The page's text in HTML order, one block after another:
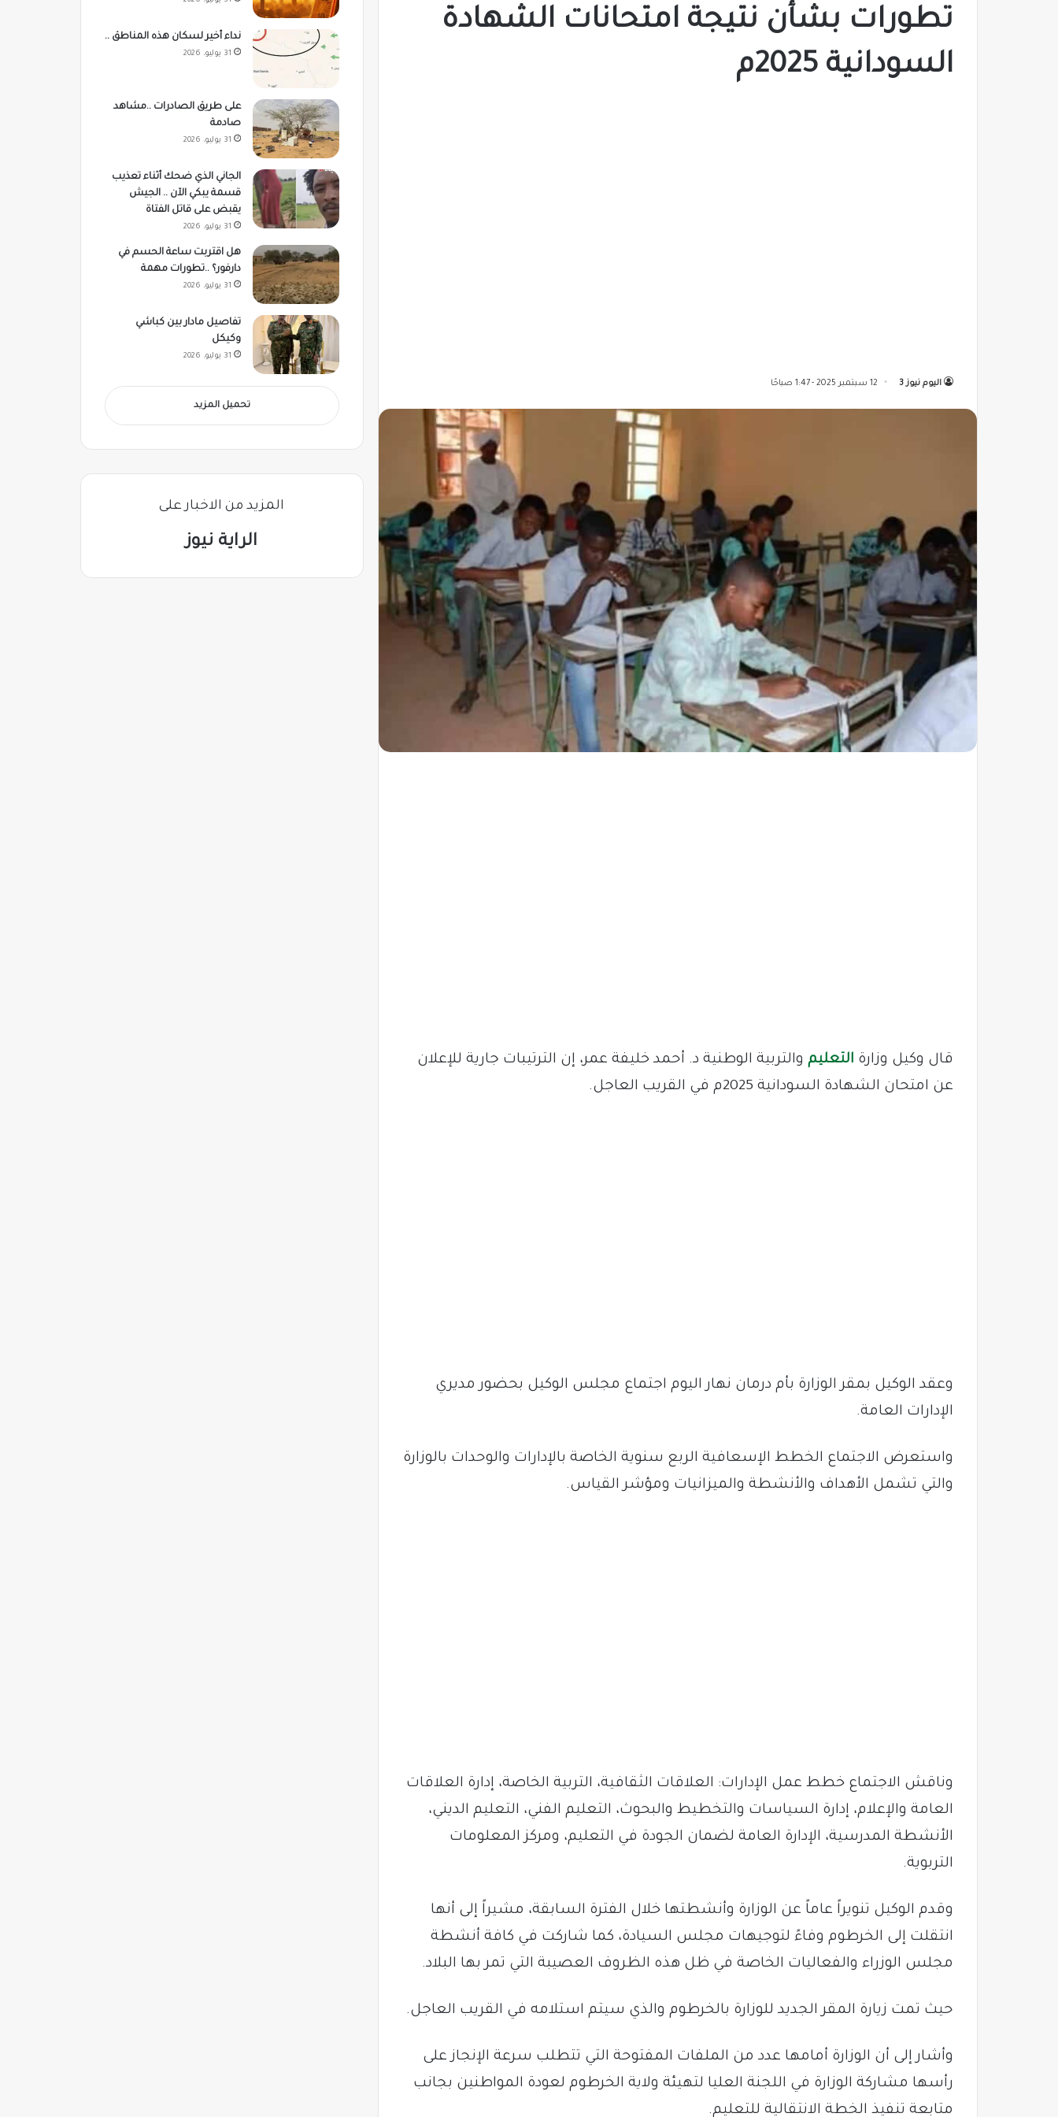
تطورات بشأن نتيجة امتحانات الشهادة
السودانية 2025م
اليوم نيوز 3 12 سبتمبر 2025 - 1:47 صباحًا
قال وكيل وزارة التعليم والتربية الوطنية د. أحمد خليفة عمر، إن الترتيبات جارية للإعلان
عن امتحان الشهادة السودانية 2025م في القريب العاجل.
وعقد الوكيل بمقر الوزارة بأم درمان نهار اليوم اجتماع مجلس الوكيل بحضور مديري
الإدارات العامة.
واستعرض الاجتماع الخطط الإسعافية الربع سنوية الخاصة بالإدارات والوحدات بالوزارة
والتي تشمل الأهداف والأنشطة والميزانيات ومؤشر القياس.
وناقش الاجتماع خطط عمل الإدارات: العلاقات الثقافية، التربية الخاصة، إدارة العلاقات
العامة والإعلام، إدارة السياسات والتخطيط والبحوث، التعليم الفني، التعليم الديني،
الأنشطة المدرسية، الإدارة العامة لضمان الجودة في التعليم، ومركز المعلومات
التربوية.
وقدم الوكيل تنويراً عاماً عن الوزارة وأنشطتها خلال الفترة السابقة، مشيراً إلى أنها
انتقلت إلى الخرطوم وفاءً لتوجيهات مجلس السيادة، كما شاركت في كافة أنشطة
مجلس الوزراء والفعاليات الخاصة في ظل هذه الظروف العصيبة التي تمر بها البلاد.
حيث تمت زيارة المقر الجديد للوزارة بالخرطوم والذي سيتم استلامه في القريب العاجل.
وأشار إلى أن الوزارة أمامها عدد من الملفات المفتوحة التي تتطلب سرعة الإنجاز على
رأسها مشاركة الوزارة في اللجنة العليا لتهيئة ولاية الخرطوم لعودة المواطنين بجانب
متابعة تنفيذ الخطة الانتقالية للتعليم.
نداء أخير لسكان هذه المناطق ..
31 يوليو، 2026
على طريق الصادرات ..مشاهد
صادمة
31 يوليو، 2026
الجاني الذي ضحك أثناء تعذيب
قسمة يبكي الآن .. الجيش
يقبض على قاتل الفتاة
31 يوليو، 2026
هل اقتربت ساعة الحسم في
دارفور؟ ..تطورات مهمة
31 يوليو، 2026
تفاصيل مادار بين كباشي
وكيكل
31 يوليو، 2026
تحميل المزيد
المزيد من الاخبار على
الراية نيوز